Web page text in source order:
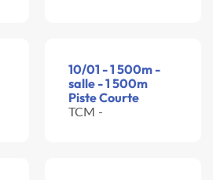
10/01 - 1 500m -
salle - 1 500m
Piste Courte
TCM -